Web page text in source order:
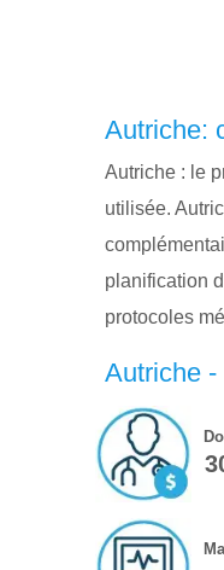
Autriche:
Autriche : le
utilisée.
planification
protocoles
Autriche